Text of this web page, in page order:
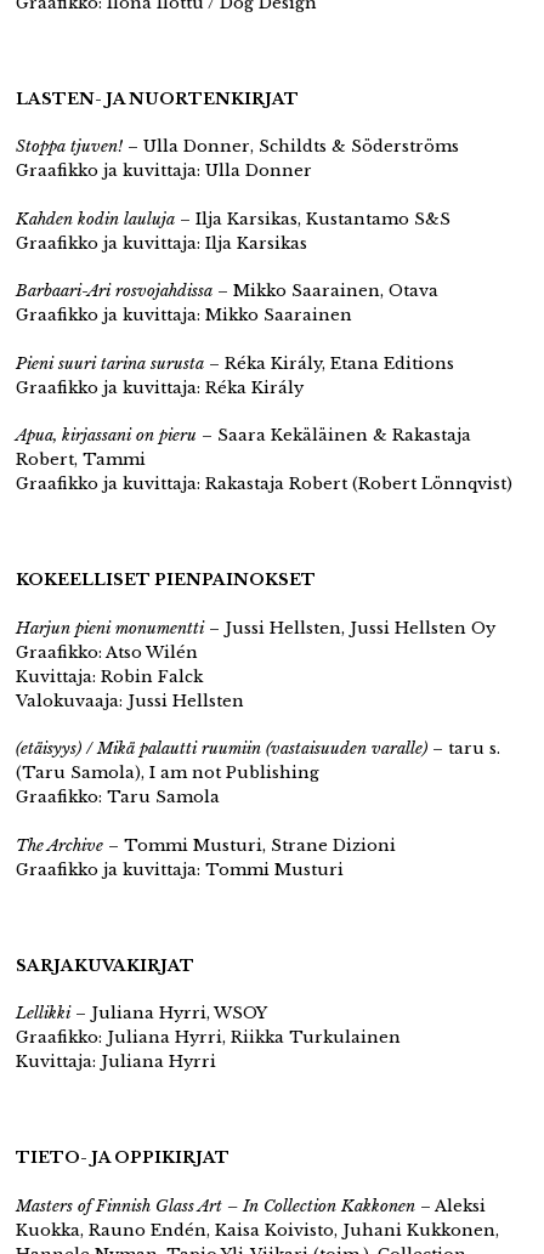
LASTEN- JA NUORTENKIRJAT
Stoppa tjuven! – Ulla Donner, Schildts & Söderströms
Graafikko ja kuvittaja: Ulla Donner
Kahden kodin lauluja – Ilja Karsikas, Kustantamo S&S
Graafikko ja kuvittaja: Ilja Karsikas
Barbaari-Ari rosvojahdissa – Mikko Saarainen, Otava
Graafikko ja kuvittaja: Mikko Saarainen
Pieni suuri tarina surusta – Réka Király, Etana Editions
Graafikko ja kuvittaja: Réka Király
Apua, kirjassani on pieru – Saara Kekäläinen & Rakastaja
Robert, Tammi
Graafikko ja kuvittaja: Rakastaja Robert (Robert Lönnqvist)
KOKEELLISET PIENPAINOKSET
Harjun pieni monumentti– Jussi Hellsten, Jussi Hellsten Oy
Graafikko: Atso Wilén
Kuvittaja: Robin Falck
Valokuvaaja: Jussi Hellsten
(etäisyys) / Mikä palautti ruumiin (vastaisuuden varalle) – taru s.
(Taru Samola), I am not Publishing
Graafikko: Taru Samola
The Archive – Tommi Musturi, Strane Dizioni
Graafikko ja kuvittaja: Tommi Musturi
SARJAKUVAKIRJAT
Lellikki– Juliana Hyrri, WSOY
Graafikko: Juliana Hyrri, Riikka Turkulainen
Kuvittaja: Juliana Hyrri
TIETO- JA OPPIKIRJAT
Masters of Finnish Glass Art – In Collection Kakkonen – Aleksi
Kuokka, Rauno Endén, Kaisa Koivisto, Juhani Kukkonen,